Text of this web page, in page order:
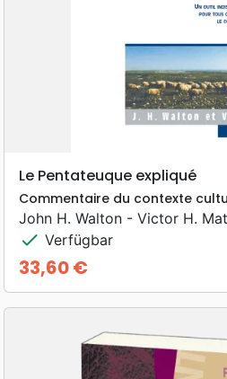
Le Pentateuque expliqué
Commentaire du contexte
John H. Walton - Victor H.
check Verfügbar
Preis
33,60 €